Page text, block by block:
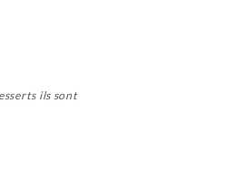
ils sont